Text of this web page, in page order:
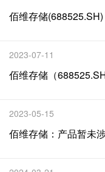
佰维存储
2023-07-11
佰维存储（
2023-05-15
佰维存储：产品暂未